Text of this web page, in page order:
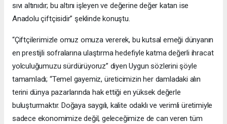
sıvı altınıdır; bu altını işleyen ve değerine değer katan ise
Anadolu çiftçisidir” şeklinde konuştu.
“Çiftçilerimizle omuz omuza vererek, bu kutsal emeği dünyanın
en prestijli sofralarına ulaştırma hedefiyle katma değerli ihracat
yolculuğumuzu sürdürüyoruz” diyen Uygun sözlerini şöyle
tamamladı; “Temel gayemiz, üreticimizin her damladaki alın
terini dünya pazarlarında hak ettiği en yüksek değerle
buluşturmaktır. Doğaya saygılı, kalite odaklı ve verimli üretimiyle
sadece ekonomimize değil, geleceğimize de can veren tüm